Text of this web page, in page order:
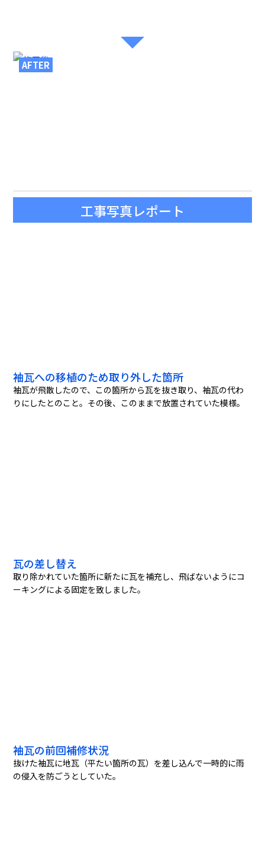
AFTER
工事写真レポート
袖瓦への移植のため取り外した箇所
袖瓦が飛散したので、この箇所から瓦を抜き取り、袖瓦の代わ
りにしたとのこと。その後、このままで放置されていた模様。
瓦の差し替え
取り除かれていた箇所に新たに瓦を補充し、飛ばないようにコ
ーキングによる固定を致しました。
袖瓦の前回補修状況
抜けた袖瓦に地瓦（平たい箇所の瓦）を差し込んで一時的に雨
の侵入を防ごうとしていた。